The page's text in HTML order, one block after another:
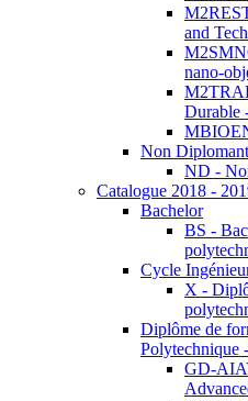
and
nano-
Durable
Non Diplomant
ND -
Catalogue 2018 -
Bachelor
BS -
Cycle
X -
Diplôme de
Polytechnique
GD-